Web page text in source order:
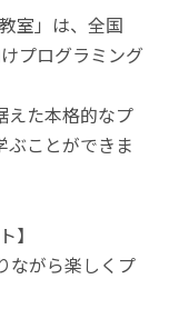
室」は、全国
プログラミング
えた本格的なプ
ぶことができま
】
ながら楽しくプ